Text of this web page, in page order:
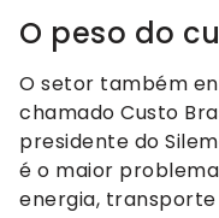
O peso do
O setor também
chamado Custo
presidente do
é o maior
energia, transporte